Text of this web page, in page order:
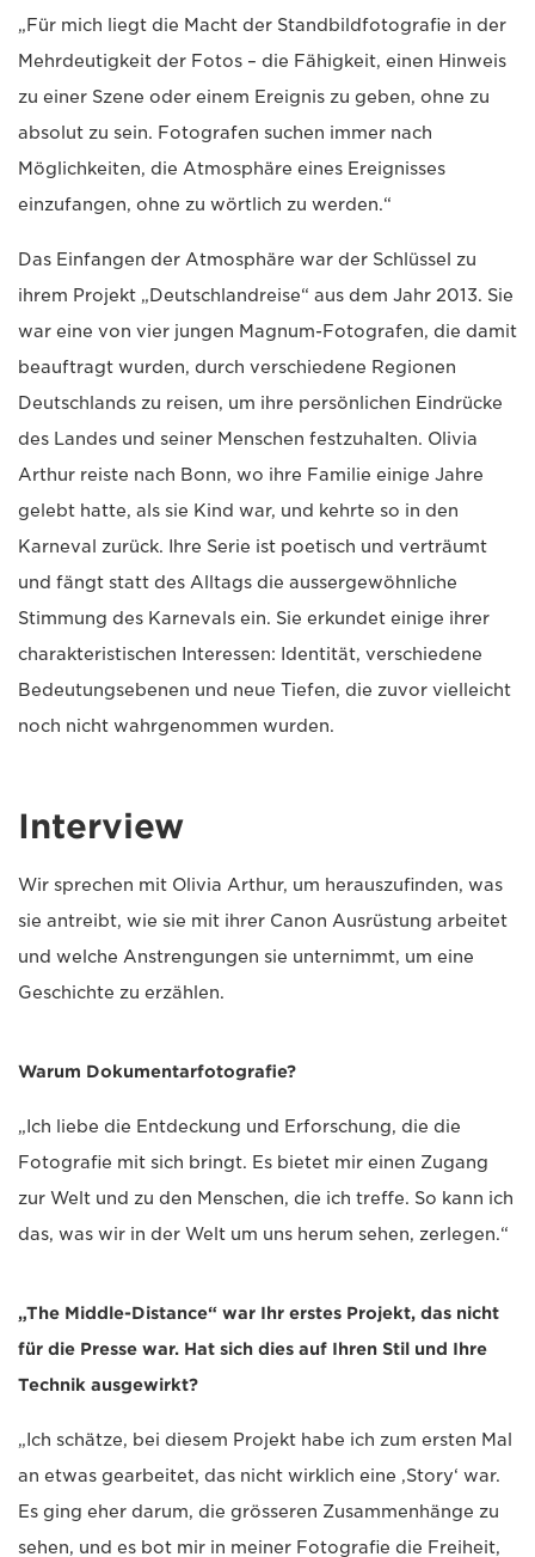
„Für mich liegt die Macht der Standbildfotografie in der
Mehrdeutigkeit der Fotos – die Fähigkeit, einen Hinweis
zu einer Szene oder einem Ereignis zu geben, ohne zu
absolut zu sein. Fotografen suchen immer nach
Möglichkeiten, die Atmosphäre eines Ereignisses
einzufangen, ohne zu wörtlich zu werden.“
Das Einfangen der Atmosphäre war der Schlüssel zu
ihrem Projekt „Deutschlandreise“ aus dem Jahr 2013. Sie
war eine von vier jungen Magnum-Fotografen, die damit
beauftragt wurden, durch verschiedene Regionen
Deutschlands zu reisen, um ihre persönlichen Eindrücke
des Landes und seiner Menschen festzuhalten. Olivia
Arthur reiste nach Bonn, wo ihre Familie einige Jahre
gelebt hatte, als sie Kind war, und kehrte so in den
Karneval zurück. Ihre Serie ist poetisch und verträumt
und fängt statt des Alltags die aussergewöhnliche
Stimmung des Karnevals ein. Sie erkundet einige ihrer
charakteristischen Interessen: Identität, verschiedene
Bedeutungsebenen und neue Tiefen, die zuvor vielleicht
noch nicht wahrgenommen wurden.
Interview
Wir sprechen mit Olivia Arthur, um herauszufinden, was
sie antreibt, wie sie mit ihrer Canon Ausrüstung arbeitet
und welche Anstrengungen sie unternimmt, um eine
Geschichte zu erzählen.
Warum Dokumentarfotografie?
„Ich liebe die Entdeckung und Erforschung, die die
Fotografie mit sich bringt. Es bietet mir einen Zugang
zur Welt und zu den Menschen, die ich treffe. So kann ich
das, was wir in der Welt um uns herum sehen, zerlegen.“
„The Middle-Distance“ war Ihr erstes Projekt, das nicht
für die Presse war. Hat sich dies auf Ihren Stil und Ihre
Technik ausgewirkt?
„Ich schätze, bei diesem Projekt habe ich zum ersten Mal
an etwas gearbeitet, das nicht wirklich eine ‚Story‘ war.
Es ging eher darum, die grösseren Zusammenhänge zu
sehen, und es bot mir in meiner Fotografie die Freiheit,